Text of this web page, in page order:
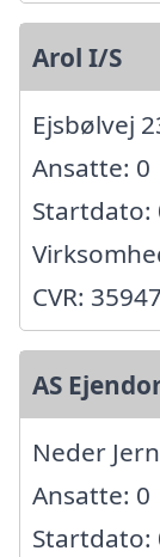
Arol I/S
Ejsbølvej
Ansatte: 0
Startdato:
CVR:
AS
Neder
Ansatte: 0
Startdato: